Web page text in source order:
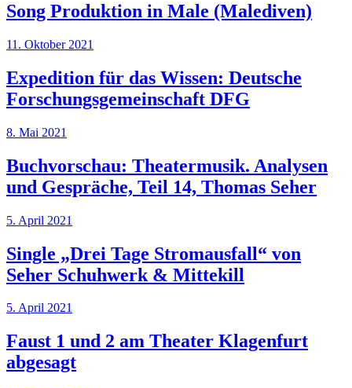
Song Produktion in Male (Malediven)
11. Oktober 2021
Expedition für das Wissen: Deutsche
Forschungsgemeinschaft DFG
8. Mai 2021
Buchvorschau: Theatermusik. Analysen
und Gespräche, Teil 14, Thomas Seher
5. April 2021
Single „Drei Tage Stromausfall“ von
Seher Schuhwerk & Mittekill
5. April 2021
Faust 1 und 2 am Theater Klagenfurt
abgesagt